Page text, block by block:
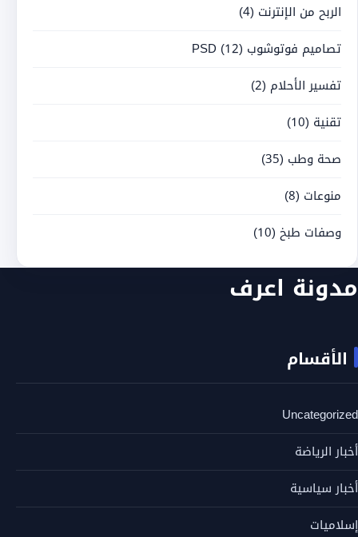
الربح من الإنترنت (4)
تصاميم فوتوشوب PSD (12)
تفسير الأحلام (2)
تقنية (10)
صحة وطب (35)
منوعات (8)
وصفات طبخ (10)
مدونة اعرف
الأقسام
Uncategorized
أخبار الرياضة
أخبار سياسية
إسلاميات